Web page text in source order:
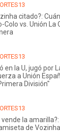
citado?:
Colo vs. Unión La
en la U, jugó por
a Unión
División"
vende la
de